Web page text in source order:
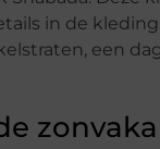
in de
een